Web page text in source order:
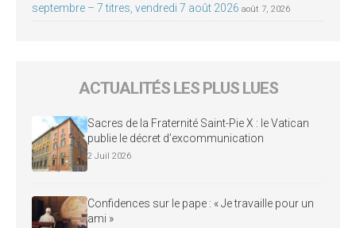
septembre – 7 titres, vendredi 7 août 2026 août 7, 2026
ACTUALITÉS LES PLUS LUES
Sacres de la Fraternité Saint-Pie X : le Vatican
publie le décret d’excommunication
2 Juil 2026
Confidences sur le pape : « Je travaille pour un
ami »